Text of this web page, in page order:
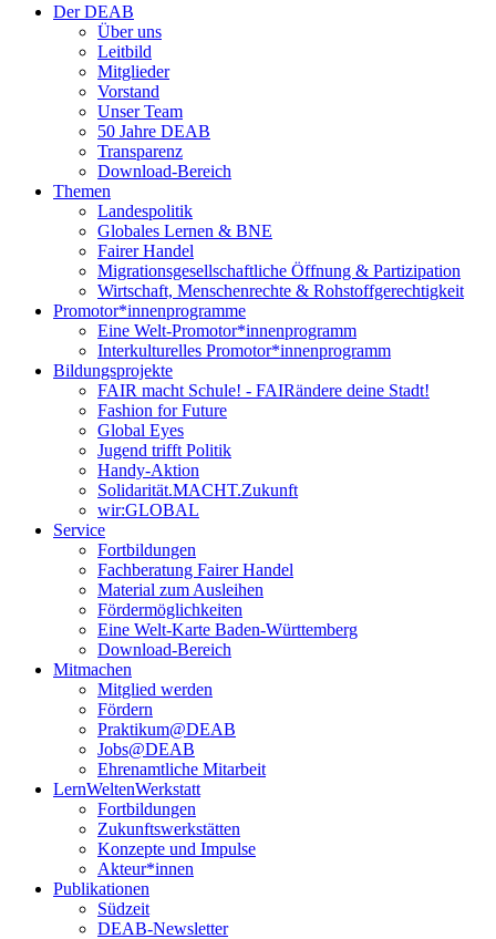
Der DEAB
Über uns
Leitbild
Mitglieder
Vorstand
Unser Team
50 Jahre DEAB
Transparenz
Download-Bereich
Themen
Landespolitik
Globales Lernen & BNE
Fairer Handel
Migrationsgesellschaftliche Öffnung & Partizipation
Wirtschaft, Menschenrechte & Rohstoffgerechtigkeit
Promotor*innen­programme
Eine Welt-Promotor*innenprogramm
Interkulturelles Promotor*innenprogramm
Bildungsprojekte
FAIR macht Schule! - FAIRändere deine Stadt!
Fashion for Future
Global Eyes
Jugend trifft Politik
Handy-Aktion
Solidarität.MACHT.Zukunft
wir:GLOBAL
Service
Fortbildungen
Fachberatung Fairer Handel
Material zum Ausleihen
Fördermöglichkeiten
Eine Welt-Karte Baden-Württemberg
Download-Bereich
Mitmachen
Mitglied werden
Fördern
Praktikum@DEAB
Jobs@DEAB
Ehrenamtliche Mitarbeit
LernWeltenWerkstatt
Fortbildungen
Zukunftswerkstätten
Konzepte und Impulse
Akteur*innen
Publikationen
Südzeit
DEAB-Newsletter